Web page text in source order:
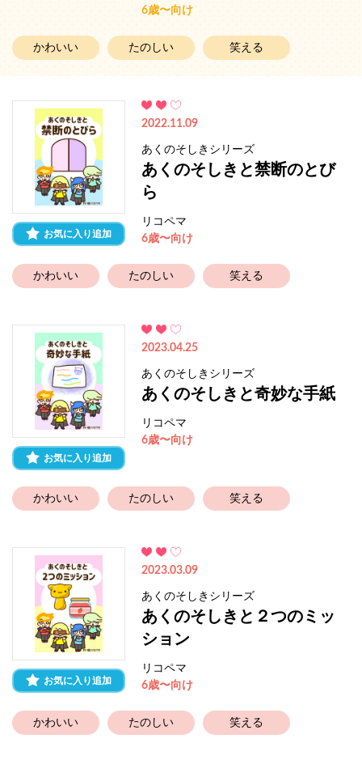
6歳〜向け
かわいい たのしい 笑える
お気に入り追加
2022.11.09
あくのそしきシリーズ
あくのそしきと禁断のとび
ら
リコペマ
6歳〜向け
かわいい たのしい 笑える
お気に入り追加
2023.04.25
あくのそしきシリーズ
あくのそしきと奇妙な手紙
リコペマ
6歳〜向け
かわいい たのしい 笑える
お気に入り追加
2023.03.09
あくのそしきシリーズ
あくのそしきと２つのミッ
ション
リコペマ
6歳〜向け
かわいい たのしい 笑える